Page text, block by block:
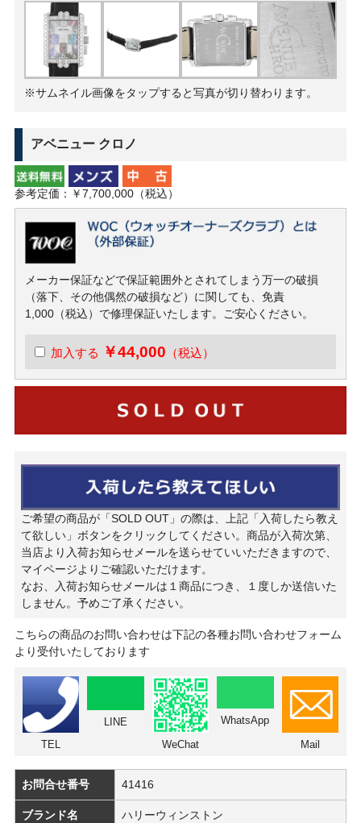
※サムネイル画像をタップすると写真が切り替わります。
アベニュー クロノ
参考定価：￥7,700,000（税込）
メーカー保証などで保証範囲外とされてしまう万一の破損
（落下、その他偶然の破損など）に関しても、免責
1,000（税込）で修理保証いたします。ご安心ください。
加入する ￥44,000 （税込）
ご希望の商品が「SOLD OUT」の際は、上記「入荷したら教え
て欲しい」ボタンをクリックしてください。商品が入荷次第、
当店より入荷お知らせメールを送らせていいただきますので、
マイページよりご確認いただけます。
なお、入荷お知らせメールは１商品につき、１度しか送信いた
しません。予めご了承ください。
こちらの商品のお問い合わせは下記の各種お問い合わせフォーム
より受付いたしております
TEL
LINE
WeChat
WhatsApp
Mail
お問合せ番号 41416
ブランド名 ハリーウィンストン